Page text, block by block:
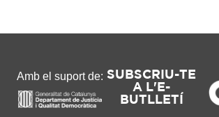
Amb el suport de: SUBSCRIU-TE
A L'E-
BUTLLETÍ